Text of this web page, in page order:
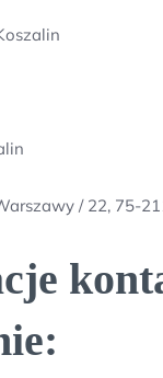
/ 22, 75-